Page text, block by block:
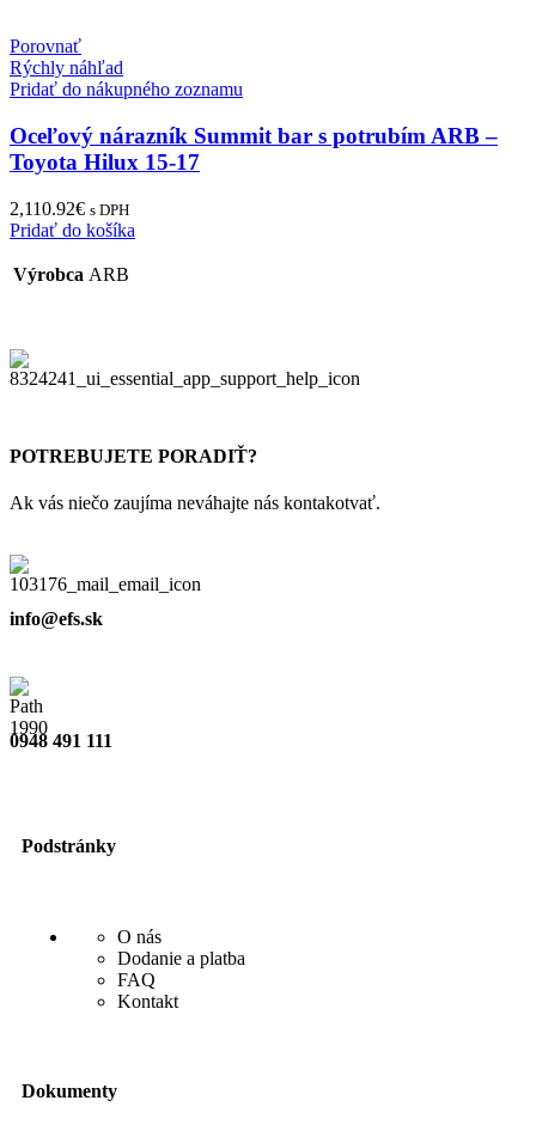
Porovnať
Rýchly náhľad
Pridať do nákupného zoznamu
Oceľový nárazník Summit bar s potrubím ARB –
Toyota Hilux 15-17
2,110.92€ s DPH
Pridať do košíka
Výrobca ARB
POTREBUJETE PORADIŤ?
Ak vás niečo zaujíma neváhajte nás kontakotvať.
info@efs.sk
0948 491 111
Podstránky
O nás
Dodanie a platba
FAQ
Kontakt
Dokumenty